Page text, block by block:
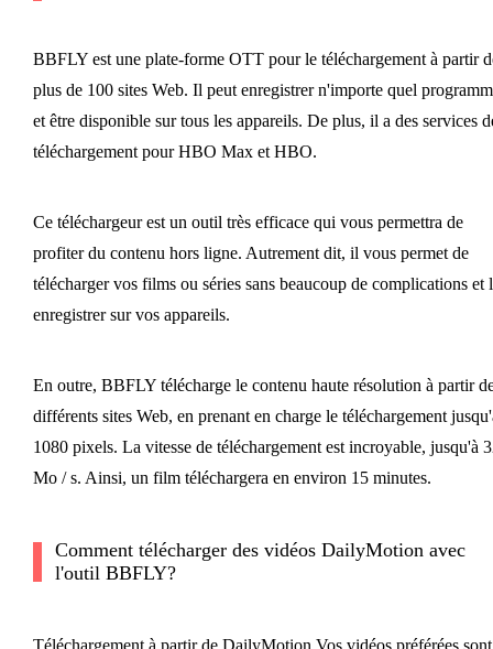
BBFLY est une plate-forme OTT pour le téléchargement à partir
plus de 100 sites Web. Il peut enregistrer n'importe quel
et être disponible sur tous les appareils. De plus, il a des services
téléchargement pour HBO Max et HBO.
Ce téléchargeur est un outil très efficace qui vous permettra de
profiter du contenu hors ligne. Autrement dit, il vous permet de
télécharger vos films ou séries sans beaucoup de complications et
enregistrer sur vos appareils.
En outre, BBFLY télécharge le contenu haute résolution à partir
différents sites Web, en prenant en charge le téléchargement
1080 pixels. La vitesse de téléchargement est incroyable, jusqu'à
Mo / s. Ainsi, un film téléchargera en environ 15 minutes.
Comment télécharger des vidéos DailyMotion avec
l'outil BBFLY?
Téléchargement à partir de DailyMotion Vos vidéos préférées sont